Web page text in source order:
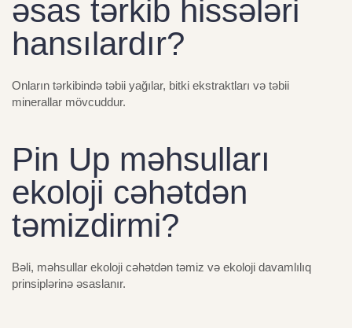
əsas tərkib hissələri
hansılardır?
Onların tərkibində təbii yağılar, bitki ekstraktları və təbii
minerallar mövcuddur.
Pin Up məhsulları
ekoloji cəhətdən
təmizdirmi?
Bəli, məhsullar ekoloji cəhətdən təmiz və ekoloji davamlılıq
prinsiplərinə əsaslanır.